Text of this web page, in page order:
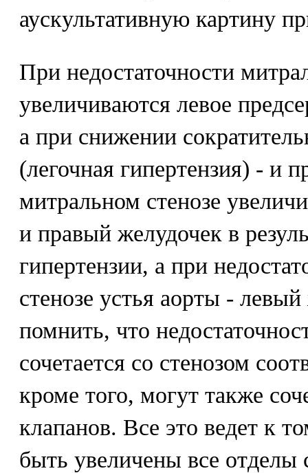
аускультативную картину
При недостаточности
увеличиваются левое
а при снижении
(легочная гипертензия) - и
митральном стенозе
и правый желудочек в
гипертензии, а при
стенозе устья аорты -
помнить, что
сочетается со стенозом
кроме того, могут также
клапанов. Все это ведет к
быть увеличены все отделы